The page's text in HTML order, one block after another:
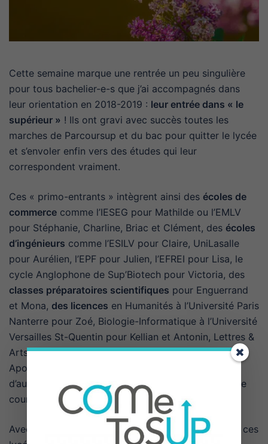
Cette semaine marque une rentrée un peu singulière
pour tous bachelier-e-s que j’ai accompagnés dans
leur orientation en 2018-2019 : leur entrée dans « le
supérieur » ! Ils ont gravi avec succès toutes les
marches de Parcoursup et du bac pour quitter le lycée
et s’envoler enfin vers des études qui leur
correspondent vraiment.
Ces « primo-entrants » intègrent ainsi des écoles de
commerce comme l’IESEG pour Mathilde ou l’EMLV
pour Stéphanie, Charline, Briac et Clément, des écoles
d’ingénieurs comme l’ESILV pour Claire, UniLasalle
pour Aurélien, l’EPF pour Julien, l’EFREI pour Lisa, le
cycle Anglophone de Sup’Biotech pour Victoria, des
classes préparatoires scientifiques pour Enguerrand
et Mona, des licences en Humanités à l’Université Paris
Nanterre pour Zoé, Biologie-Informatique à l’Université
Versailles St-Quentin pour Kellian et Antonin, Lettres &
Arts à Paris Diderot pour Mathilde oul’ILEPSpour
Apolline… Et bien d’autres formations encore pour
d’autres bacheliers, difficile de tous les citer dans ce
court article !
Avec mon aide et celle de leurs parents, chacun de ces